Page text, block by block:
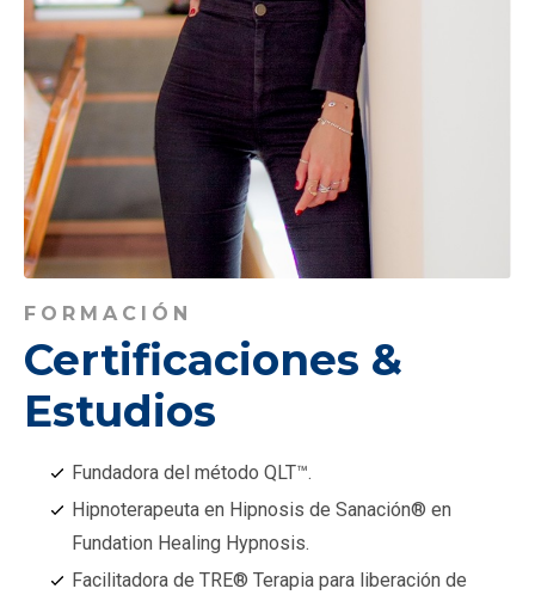
FORMACIÓN
Certificaciones &
Estudios
Fundadora del método QLT™️.
Hipnoterapeuta en Hipnosis de Sanación®️ en
Fundation Healing Hypnosis.
Facilitadora de TRE® Terapia para liberación de